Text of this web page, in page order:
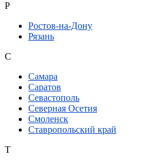
Р
Ростов-на-Дону
Рязань
С
Самара
Саратов
Севастополь
Северная Осетия
Смоленск
Ставропольский край
Т